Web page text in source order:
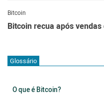
Bitcoin
Bitcoin recua após
Glossário
O que é Bitcoin?